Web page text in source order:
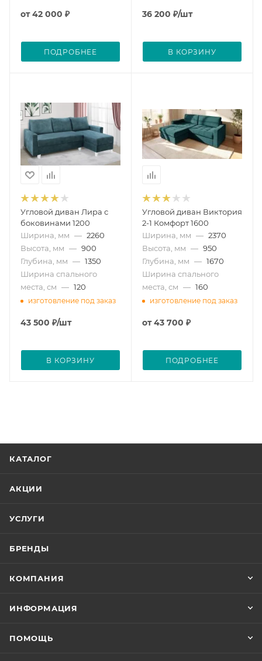
от42 000 ₽
ПОДРОБНЕЕ
36 200 ₽/шт
В КОРЗИНУ
Угловой диван Лира с
боковинами 1200
Ширина, мм — 2260
Высота, мм — 900
Глубина, мм — 1350
Ширина спального
места, см — 120
изготовление под заказ
43 500 ₽/шт
В КОРЗИНУ
Угловой диван Виктория
2-1 Комфорт 1600
Ширина, мм — 2370
Высота, мм — 950
Глубина, мм — 1670
Ширина спального
места, см — 160
изготовление под заказ
от43 700 ₽
ПОДРОБНЕЕ
КАТАЛОГ
АКЦИИ
УСЛУГИ
БРЕНДЫ
КОМПАНИЯ
ИНФОРМАЦИЯ
ПОМОЩЬ